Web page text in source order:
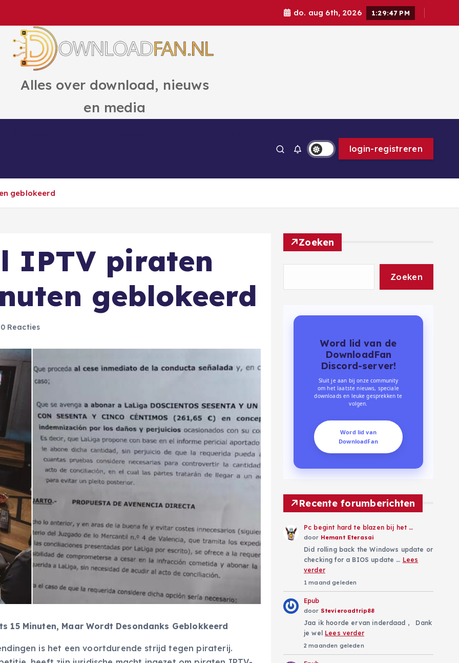
do. aug 6th, 2026 1:29:48 PM
Alles over download, nieuws
en media
login-registreren
geblokeerd
IPTV piraten
geblokeerd
Reacties
15 Minuten, Maar Wordt Desondanks Geblokkeerd
is het een voortdurende strijd tegen piraterij.
Zoeken
Zoeken
Word lid van de
DownloadFan
Discord-server!
Sluit je aan bij onze community
om het laatste nieuws, speciale
downloads en leuke gesprekken te
volgen.
Word lid van
DownloadFan
Recente forumberichten
Pc begint hard te blazen bij het …
door Hemant Eterasai
Did rolling back the Windows update or
checking for a BIOS update … Lees
verder
1 maand geleden
Epub
door Stevieroadtrip88
Jaa ik hoorde ervan inderdaad , Dank
je wel Lees verder
2 maanden geleden